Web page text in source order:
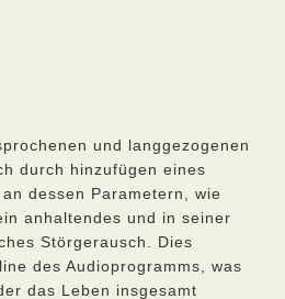
und langgezogenen
durch hinzufügen eines
dessen Parametern, wie
anhaltendes und in seiner
Störgerausch. Dies
des Audioprogramms, was
das Leben insgesamt